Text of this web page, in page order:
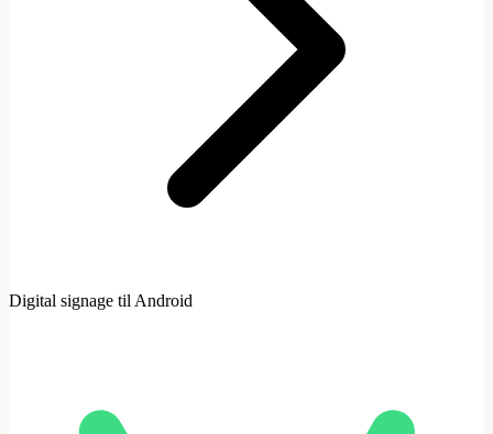
Digital signage til Android